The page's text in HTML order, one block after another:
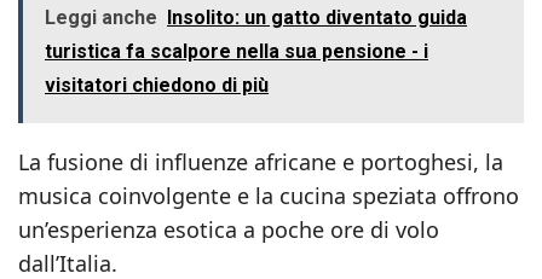
Leggi anche Insolito: un gatto diventato guida
turistica fa scalpore nella sua pensione - i
visitatori chiedono di più
La fusione di influenze africane e portoghesi, la
musica coinvolgente e la cucina speziata offrono
un’esperienza esotica a poche ore di volo
dall’Italia.